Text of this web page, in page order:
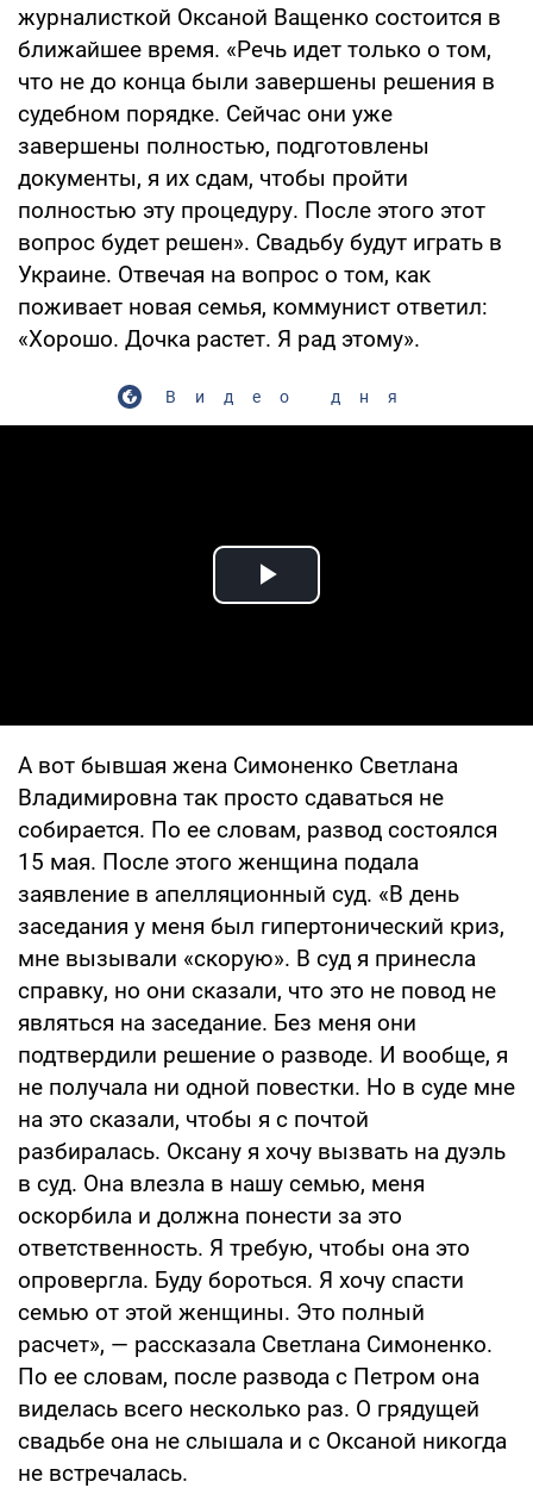
журналисткой Оксаной Ващенко состоится в
ближайшее время. «Речь идет только о том,
что не до конца были завершены решения в
судебном порядке. Сейчас они уже
завершены полностью, подготовлены
документы, я их сдам, чтобы пройти
полностью эту процедуру. После этого этот
вопрос будет решен». Свадьбу будут играть в
Украине. Отвечая на вопрос о том, как
поживает новая семья, коммунист ответил:
«Хорошо. Дочка растет. Я рад этому».
Видео дня
Play Video
А вот бывшая жена Симоненко Светлана
Владимировна так просто сдаваться не
собирается. По ее словам, развод состоялся
15 мая. После этого женщина подала
заявление в апелляционный суд. «В день
заседания у меня был гипертонический криз,
мне вызывали «скорую». В суд я принесла
справку, но они сказали, что это не повод не
являться на заседание. Без меня они
подтвердили решение о разводе. И вообще, я
не получала ни одной повестки. Но в суде мне
на это сказали, чтобы я с почтой
разбиралась. Оксану я хочу вызвать на дуэль
в суд. Она влезла в нашу семью, меня
оскорбила и должна понести за это
ответственность. Я требую, чтобы она это
опровергла. Буду бороться. Я хочу спасти
семью от этой женщины. Это полный
расчет», — рассказала Светлана Симоненко.
По ее словам, после развода с Петром она
виделась всего несколько раз. О грядущей
свадьбе она не слышала и с Оксаной никогда
не встречалась.